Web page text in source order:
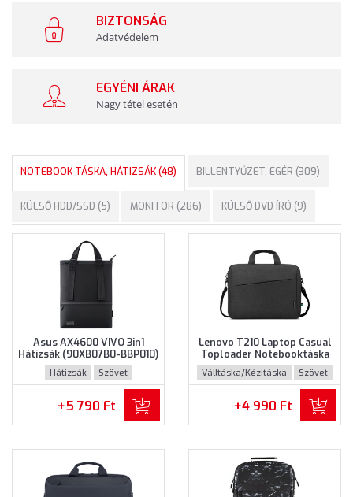
BIZTONSÁG
Adatvédelem
EGYÉNI ÁRAK
Nagy tétel esetén
NOTEBOOK TÁSKA, HÁTIZSÁK (48) BILLENTYŰZET, EGÉR (309)
KÜLSŐ HDD/SSD (5) MONITOR (286) KÜLSŐ DVD ÍRÓ (9)
Asus AX4600 VIVO 3in1
Hátizsák (90XB07B0-BBP010)
- Maximum 16" méretű
notebookokhoz - Fekete
színben
Hátizsák Szövet
+5 790 Ft
Lenovo T210 Laptop Casual
Toploader Notebooktáska
(GX41L83769) - Maximum
15.6" méretű notebookokhoz
- Fekete színben
Válltáska/Kézitáska Szövet
+4 990 Ft